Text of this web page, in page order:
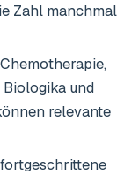
Zahl manchmal
Biologika und
relevante